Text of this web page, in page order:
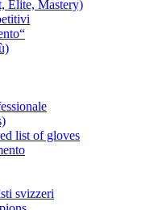
Elite, Mastery)
list of gloves
svizzeri